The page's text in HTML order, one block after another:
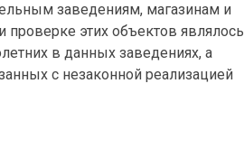
заведениям, магазинам и
этих объектов являлось
в данных заведениях, а
с незаконной реализацией